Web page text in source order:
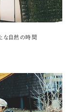
な自然の時間